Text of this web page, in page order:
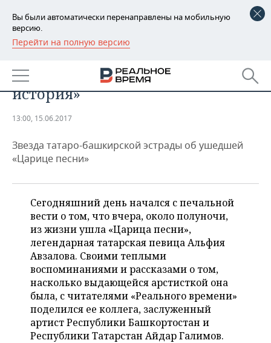
Вы были автоматически перенаправлены на мобильную
версию.
Перейти на полную версию
РЕГИОНЫ
БАШКОРТОСТАН
ТАТАРСТАН
НОВОСТИ
АНАЛИТИКА
ДЕКЛАРАЦИИ О ДОХОДАХ
КОРОЛИ ГОСЗАКАЗА ПФО
ВУЗЫ ТАТАРСТАНА
КОМУ ПРИНАДЛЕЖАТ
ТОРГОВЫЕ ЦЕНТРЫ
ТАТАРСТАНА
НОВОСТИ ЭКОНОМИКИ
ФИНАНСЫ
БАНКИ
БЮДЖЕТ
ИНВЕСТИЦИИ
ПРОМЫШЛЕННОСТЬ
НОВОСТИ
АГРОПРОМ
МАШИНОСТРОЕНИЕ
НЕФТЕХИМИЯ
НЕФТЬ
ОПК
НЕДВИЖИМОСТЬ
НОВОСТИ НЕДВИЖИМОСТИ
НОВОСТИ АВТО
БИЗНЕС
НОВОСТИ БИЗНЕСА
РОЗНИЧНАЯ ТОРГОВЛЯ
ТРАНСПОРТ
ТЕХНОЛОГИИ
НОВОСТИ ТЕХНОЛОГИЙ
МЕРОПРИЯТИЯ
НОВОСТИ МЕРОПРИЯТИЙ
СПОРТ
Альфией Авзаловой ушла
история»
13:00, 15.06.2017
Звезда татаро-башкирской эстрады об ушедшей
«Царице песни»
Сегодняшний день начался с печальной
вести о том, что вчера, около полуночи,
из жизни ушла «Царица песни»,
легендарная татарская певица Альфия
Авзалова. Своими теплыми
воспоминаниями и рассказами о том,
насколько выдающейся арстисткой она
была, с читателями «Реального времени»
поделился ее коллега, заслуженный
артист Республики Башкортостан и
Республики Татарстан Айдар Галимов.